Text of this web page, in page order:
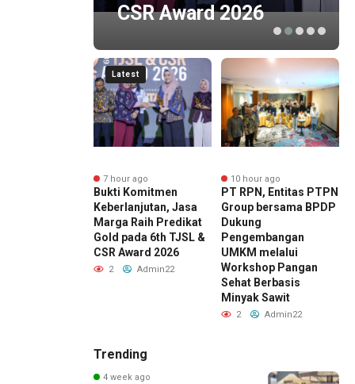
CSR Award 2026
Latest
7 hour ago
Bukti Komitmen
Keberlanjutan, Jasa
Marga Raih Predikat
Gold pada 6th TJSL &
CSR Award 2026
2 Admin22
10 hour ago
PT RPN, Entitas PTPN
Group bersama BPDP
Dukung
Pengembangan
UMKM melalui
Workshop Pangan
Sehat Berbasis
Minyak Sawit
2 Admin22
Trending
4 week ago